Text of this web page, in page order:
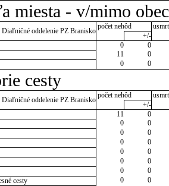
miesta - v/mimo obec
Diaľničné oddelenie PZ Branisko
počet nehôd
+/-
0
0
11
0
0 0
cesty
Diaľničné oddelenie PZ Branisko
počet nehôd
+/-
11
0
0
0
0
0
0
0
0
0
0
0
0
0
cesty
0
0